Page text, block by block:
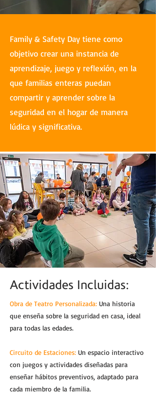
Family & Safety Day tiene como
objetivo crear una instancia de
aprendizaje, juego y reflexión, en la
que familias enteras puedan
compartir y aprender sobre la
seguridad en el hogar de manera
lúdica y significativa.
Actividades Incluidas:
Obra de Teatro Personalizada: Una historia
que enseña sobre la seguridad en casa, ideal
para todas las edades.
Circuito de Estaciones: Un espacio interactivo
con juegos y actividades diseñadas para
enseñar hábitos preventivos, adaptado para
cada miembro de la familia.